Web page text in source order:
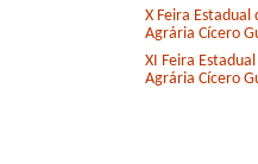
X Feira Estadual
Agrária Cícero
XI Feira
Agrária Cícero